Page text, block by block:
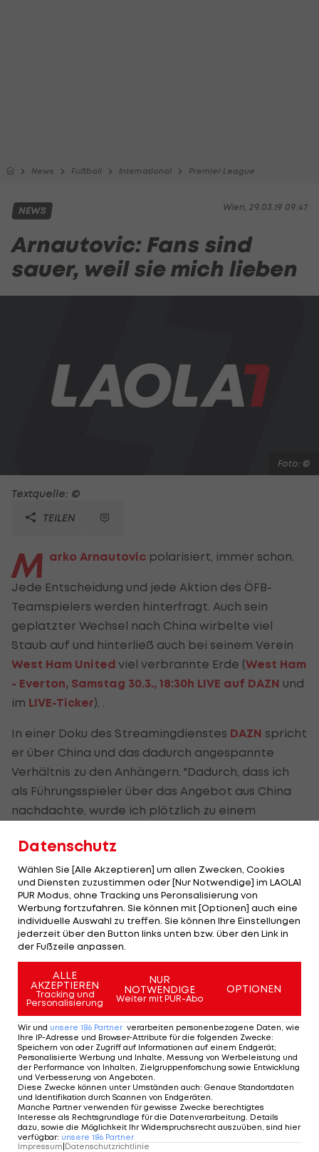
News Fußball International Premier League
Wien, 29.03.19 09:47
NEWS
Arnautovic: Fans sind
sauer, weil sie mich lieben
Foto: ©
Textquelle: ©
TEILEN
M arko Arnautovic polarisiert, immer schon.
Jede Entscheidung und jede Aktion des ÖFB-
Teamspielers werden hinterfragt. Auch sein
geplatzter Wechsel nach China wirbelte viel
Staub auf und hinterließ auch bei seinem Verein
West Ham United viel verbrannte Erde (West Ham
- Everton, Samstag 30.3., 18:30h LIVE auf DAZN und
im LIVE-Ticker), .
In einer Doku des Streamingdienstes DAZN spricht
er über China und das dadurch angespannte
Verhältnis zu den Anhängern. "Dadurch, dass ich
als Führungsspieler über das Angebot aus China
nachdachte, wurde ich plötzlich zu einem
nächsten aber schon ein Flop - für jeden."
Dabei antwortet er in typischer "Arnie"-Manier:
"Sie sind sauer, weil sie mich lieben."
Teil 1 des Arnautovic-Interviews gibt es
hier im VIDEO:
Datenschutz
Wählen Sie [Alle Akzeptieren] um allen Zwecken, Cookies
und Diensten zuzustimmen oder [Nur Notwendige] im LAOLA1
PUR Modus, ohne Tracking uns Peronsalisierung von
Werbung fortzufahren. Sie können mit [Optionen] auch eine
individuelle Auswahl zu treffen. Sie können Ihre Einstellungen
jederzeit über den Button links unten bzw. über den Link in
der Fußzeile anpassen.
ALLE
AKZEPTIEREN
Tracking und
Personalisierung
NUR
NOTWENDIGE
Weiter mit PUR-Abo
OPTIONEN
Wir und unsere 186 Partner verarbeiten personenbezogene Daten, wie
Ihre IP-Adresse und Browser-Attribute für die folgenden Zwecke:
Speichern von oder Zugriff auf Informationen auf einem Endgerät;
Personalisierte Werbung und Inhalte, Messung von Werbeleistung und
der Performance von Inhalten, Zielgruppenforschung sowie Entwicklung
und Verbesserung von Angeboten
Diese Zwecke können unter Umständen auch: Genaue Standortdaten
und Identifikation durch Scannen von Endgeräten
Manche Partner verwenden für gewisse Zwecke berechtigtes
Interesse als Rechtsgrundlage für die Datenverarbeitung. Details
dazu, sowie die Möglichkeit Ihr Widerspruchsrecht auszuüben, sind hier
verfügbar: unsere 186 Partner
Impressum|Datenschutzrichtlinie